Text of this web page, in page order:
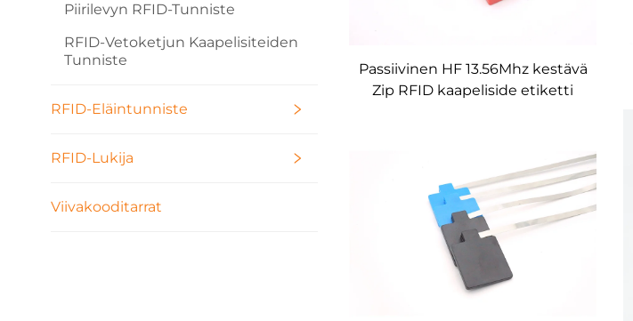
Piirilevyn RFID-Tunniste
RFID-Vetoketjun Kaapelisiteiden
Tunniste
RFID-Eläintunniste
RFID-Lukija
Viivakooditarrat
Passiivinen HF 13.56Mhz kestävä
Zip RFID kaapeliside etiketti